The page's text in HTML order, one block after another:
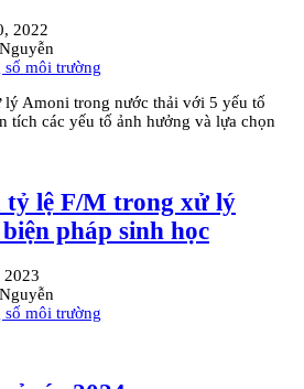
2022
số môi trường
Amoni trong nước thải với 5 yếu tố
tích các yếu tố ảnh hưởng và lựa chọn
tỷ lệ F/M trong xử lý
pháp sinh học
2023
số môi trường